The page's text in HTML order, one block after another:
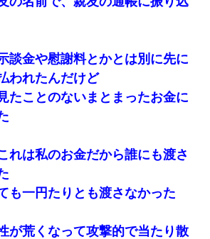
談金や慰謝料とかとは別に先に
われたんだけど
たことのないまとまったお金に
れは私のお金だから誰にも渡さ
も一円たりとも渡さなかった
が荒くなって攻撃的で当たり散